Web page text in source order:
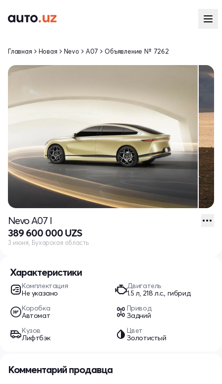
Характеристики
Комплектация
Не указано
Двигатель
1.5 л, 218 л.с., гибрид
Коробка
Автомат
Привод
Задний
Кузов
Лифтбэк
Цвет
Золотистый
Главная Новая Nevo A07 Объявление № 7262
Nevo A07 I
389 600 000 UZS
3 июня, Бухарская область
Комментарий продавца